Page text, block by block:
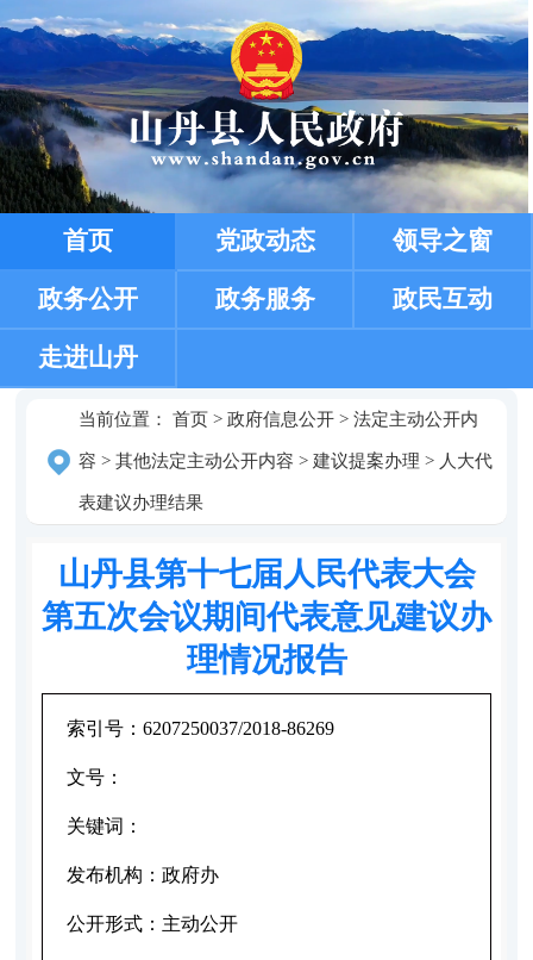
首页 党政动态 领导之窗
政务公开 政务服务 政民互动
走进山丹
当前位置： 首页> 政府信息公开> 法定主动公开内
容 > 其他法定主动公开内容 > 建议提案办理 > 人大代
表建议办理结果
山丹县第十七届人民代表大会
第五次会议期间代表意见建议办
理情况报告
索引号： 6207250037/2018-86269
文号：
关键词：
发布机构： 政府办
公开形式： 主动公开